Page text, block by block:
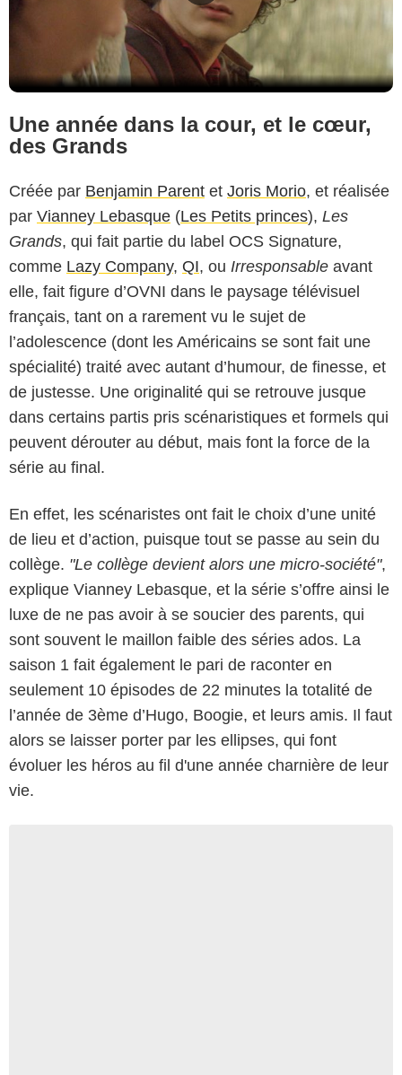
Une année dans la cour, et le cœur,
des Grands
Créée par Benjamin Parent et Joris Morio, et réalisée
par Vianney Lebasque (Les Petits princes), Les
Grands, qui fait partie du label OCS Signature,
comme Lazy Company, QI, ou Irresponsable avant
elle, fait figure d’OVNI dans le paysage télévisuel
français, tant on a rarement vu le sujet de
l’adolescence (dont les Américains se sont fait une
spécialité) traité avec autant d’humour, de finesse, et
de justesse. Une originalité qui se retrouve jusque
dans certains partis pris scénaristiques et formels qui
peuvent dérouter au début, mais font la force de la
série au final.
En effet, les scénaristes ont fait le choix d’une unité
de lieu et d’action, puisque tout se passe au sein du
collège. "Le collège devient alors une micro-société",
explique Vianney Lebasque, et la série s’offre ainsi le
luxe de ne pas avoir à se soucier des parents, qui
sont souvent le maillon faible des séries ados. La
saison 1 fait également le pari de raconter en
seulement 10 épisodes de 22 minutes la totalité de
l’année de 3ème d’Hugo, Boogie, et leurs amis. Il faut
alors se laisser porter par les ellipses, qui font
évoluer les héros au fil d'une année charnière de leur
vie.